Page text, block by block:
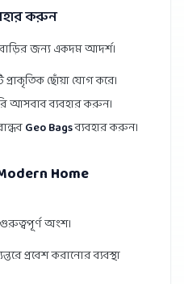
করুন
জন্য একদম আদর্শ।
ছোঁয়া যোগ করে।
আসবাব ব্যবহার করুন।
Geo Bagsব্যবহার করুন।
Home
অংশ।
প্রবেশ করানোর ব্যবস্থা